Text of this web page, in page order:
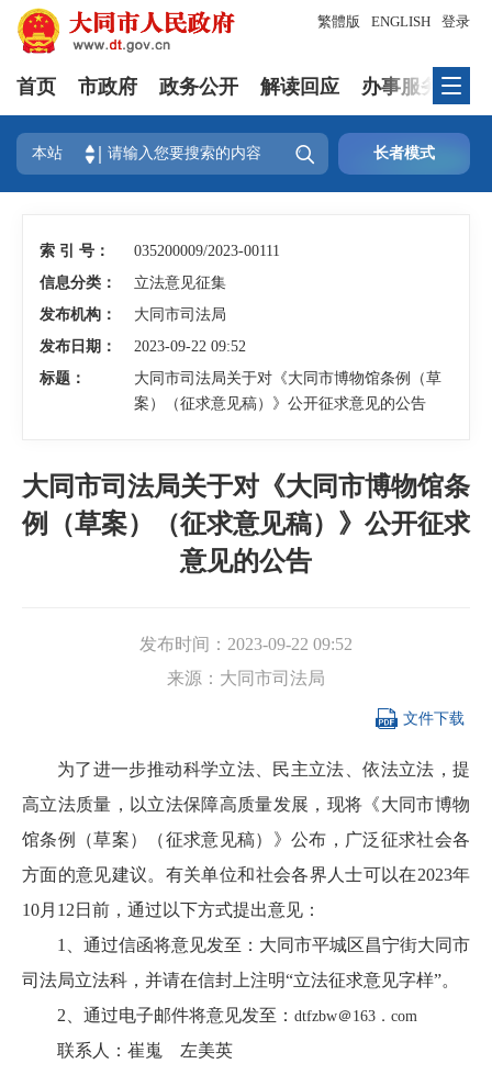
登录
繁體版 ENGLISH
首页 市政府 政务公开 解读回应 办事服务
本站  长者模式
索 引 号：
035200009/2023-00111
信息分类：
立法意见征集
发布机构：
大同市司法局
发布日期：
2023-09-22 09:52
标题：
大同市司法局关于对《大同市博物馆条例（草
案）（征求意见稿）》公开征求意见的公告
大同市司法局关于对《大同市博物馆条
例（草案）（征求意见稿）》公开征求
意见的公告
发布时间： 2023-09-22 09:52
来源： 大同市司法局
 文件下载
为了进一步推动科学立法、民主立法、依法立法，提
高立法质量，以立法保障高质量发展，现将《大同市博物
馆条例（草案）（征求意见稿）》公布，广泛征求社会各
方面的意见建议。有关单位和社会各界人士可以在2023年
10月12日前，通过以下方式提出意见：
1、通过信函将意见发至：大同市平城区昌宁街大同市
司法局立法科，并请在信封上注明“立法征求意见字样”。
2、通过电子邮件将意见发至： dtfzbw＠163．com
联系人：崔嵬 左美英